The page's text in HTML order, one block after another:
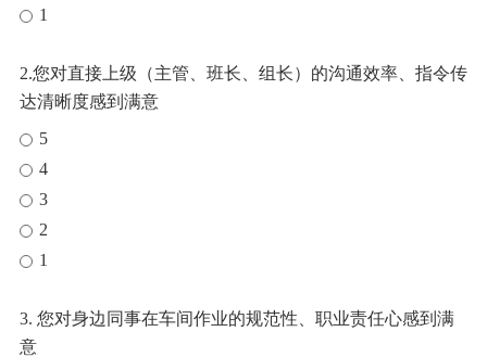
1
2.您对直接上级（主管、班长、组长）的沟通效率、指令传
达清晰度感到满意
5
4
3
2
1
3. 您对身边同事在车间作业的规范性、职业责任心感到满
意